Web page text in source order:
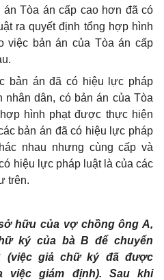
án Tòa án cấp cao hơn đã có
ra quyết định tổng hợp hình
việc bản án của Tòa án cấp
bản án đã có hiệu lực pháp
nhân dân, có bản án của Tòa
hình phạt được thực hiện
bản án đã có hiệu lực pháp
nhau nhưng cùng cấp và
hiệu lực pháp luật là của các
trên.
hữu của vợ chồng ông A,
ký của bà B để chuyển
(việc giả chữ ký đã được
việc giám định). Sau khi